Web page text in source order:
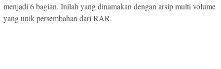
menjadi 6 bagian. Inilah yang dinamakan dengan arsip multi volume
yang unik persembahan dari RAR.